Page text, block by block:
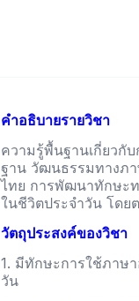
คำอธิบายรายวิชา
ความรู้พื้นฐานเกี่ยวกั
ฐาน วัฒนธรรมทางภ
ไทย การพัฒนาทักษะท
ในชีวิตประจำวัน โด
วัตถุประสงค์ของวิชา
1. มีทักษะการใช้ภาษ
วัน